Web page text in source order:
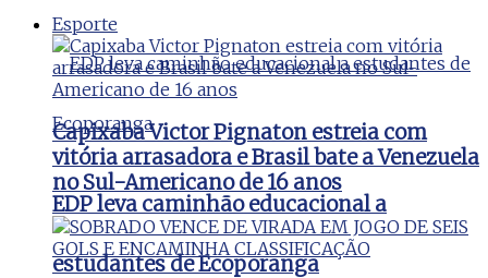
EDP leva caminhão educacional a
estudantes de Ecoporanga
Esporte
Capixaba Victor Pignaton estreia com
vitória arrasadora e Brasil bate a Venezuela
no Sul-Americano de 16 anos